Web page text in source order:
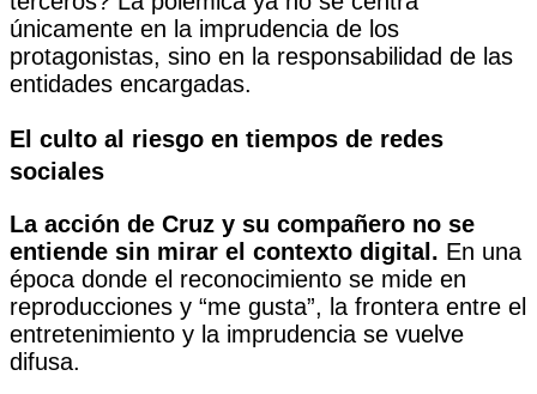
únicamente en la imprudencia de los
protagonistas, sino en la responsabilidad de las
entidades encargadas.
El culto al riesgo en tiempos de redes
sociales
La acción de Cruz y su compañero no se
entiende sin mirar el contexto digital. En una
época donde el reconocimiento se mide en
reproducciones y “me gusta”, la frontera entre el
entretenimiento y la imprudencia se vuelve
difusa.